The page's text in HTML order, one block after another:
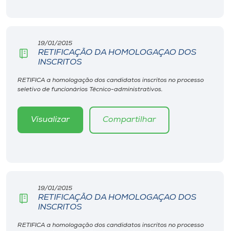
19/01/2015
RETIFICAÇÃO DA HOMOLOGAÇAO DOS
INSCRITOS
RETIFICA a homologação dos candidatos inscritos no processo
seletivo de funcionários Técnico-administrativos.
Visualizar Compartilhar
19/01/2015
RETIFICAÇÃO DA HOMOLOGAÇAO DOS
INSCRITOS
RETIFICA a homologação dos candidatos inscritos no processo